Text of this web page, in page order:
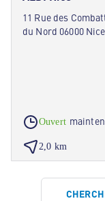
11 Rue des
du Nord 06000 Nice
Ouvert
2,0 km